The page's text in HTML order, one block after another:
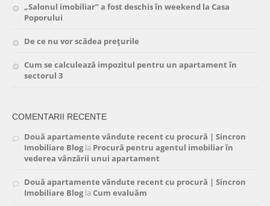
„Salonul imobiliar” a fost deschis în weekend la Casa
Poporului
De ce nu vor scădea prețurile
Cum se calculează impozitul pentru un apartament în
sectorul 3
COMENTARII RECENTE
Două apartamente vândute recent cu procură | Sincron
Imobiliare Blog la Procură pentru agentul imobiliar în
vederea vânzării unui apartament
Două apartamente vândute recent cu procură | Sincron
Imobiliare Blog la Cum evaluăm